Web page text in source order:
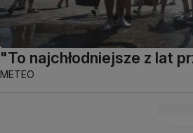
"To najchłodniejsze z lat
METEO